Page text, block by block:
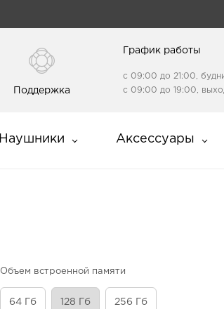
Поддержка
График работы
с 09:00 до 21:00,
с 09:00 до 19:00,
Наушники Аксессуары
Объем встроенной памяти
64 Гб 128 Гб 256 Гб